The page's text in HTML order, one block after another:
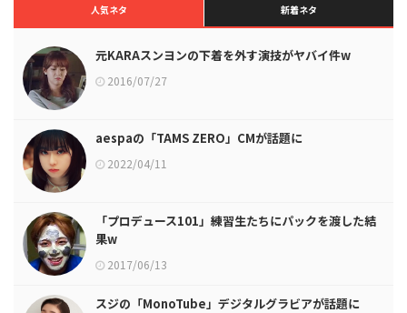
人気ネタ 新着ネタ
元KARAスンヨンの下着を外す演技がヤバイ件w
2016/07/27
aespaの「TAMS ZERO」CMが話題に
2022/04/11
「プロデュース101」練習生たちにパックを渡した結
果w
2017/06/13
スジの「MonoTube」デジタルグラビアが話題に